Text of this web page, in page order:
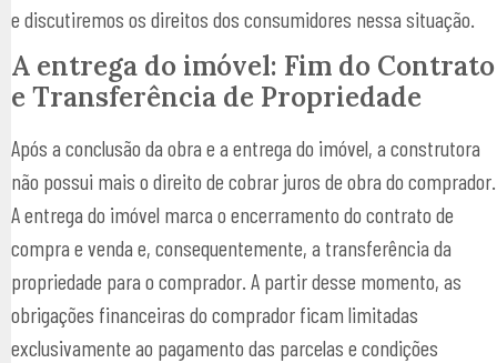
e discutiremos os direitos dos consumidores nessa situação.
A entrega do imóvel: Fim do Contrato
e Transferência de Propriedade
Após a conclusão da obra e a entrega do imóvel, a construtora
não possui mais o direito de cobrar juros de obra do comprador.
A entrega do imóvel marca o encerramento do contrato de
compra e venda e, consequentemente, a transferência da
propriedade para o comprador. A partir desse momento, as
obrigações financeiras do comprador ficam limitadas
exclusivamente ao pagamento das parcelas e condições